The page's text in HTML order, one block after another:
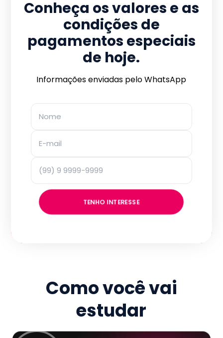
Conheça os valores e as
condições de
pagamentos especiais
de hoje.
Informações enviadas pelo WhatsApp
TENHO INTERESSE
Como você vai
estudar